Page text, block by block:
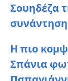
Σουηδέζα
Η πιο
Σπάνια